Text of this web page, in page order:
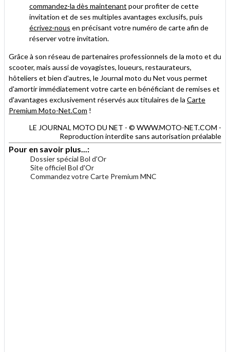
commandez-la dès maintenant pour profiter de cette
invitation et de ses multiples avantages exclusifs, puis
écrivez-nous en précisant votre numéro de carte afin de
réserver votre invitation.
Grâce à son réseau de partenaires professionnels de la moto et du
scooter, mais aussi de voyagistes, loueurs, restaurateurs,
hôteliers et bien d'autres, le Journal moto du Net vous permet
d'amortir immédiatement votre carte en bénéficiant de remises et
d'avantages exclusivement réservés aux titulaires de la Carte
Premium Moto-Net.Com !
LE JOURNAL MOTO DU NET - © WWW.MOTO-NET.COM -
Reproduction interdite sans autorisation préalable
Pour en savoir plus...:
Dossier spécial Bol d'Or
Site officiel Bol d'Or
Commandez votre Carte Premium MNC